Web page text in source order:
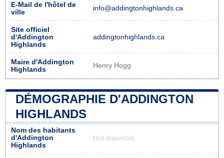
E-Mail de l'hôtel de
ville
info@addingtonhighlands.ca
Site officiel
d'Addington
Highlands
addingtonhighlands.ca
Maire d'Addington
Highlands
Henry Hogg
DÉMOGRAPHIE D'ADDINGTON
HIGHLANDS
Nom des habitants
d'Addington
Highlands
Non disponible